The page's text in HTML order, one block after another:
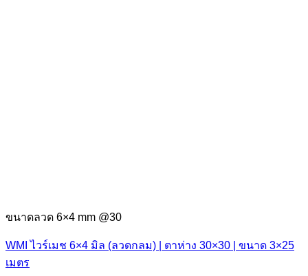
ขนาดลวด 6×4 mm @30
WMI ไวร์เมช 6×4 มิล (ลวดกลม) | ตาห่าง 30×30 | ขนาด 3×25
เมตร